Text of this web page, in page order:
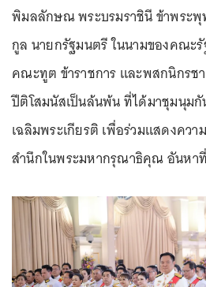
พิมลลักษณ พระบรมราชินี ข้าพระ
กูล นายกรัฐมนตรี ในนามของคณะ
คณะทูต ข้าราชการ และพสกนิกรช
ปีติโสมนัสเป็นล้นพ้น ที่ได้มาชุมนุมกั
เฉลิมพระเกียรติ เพื่อร่วมแสดงคว
สำนึกในพระมหากรุณาธิคุณ อันหา